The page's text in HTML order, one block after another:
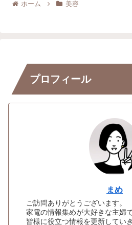
ホーム 美容
プロフィール
まめ
ご訪問ありがとうございます。
家電の情報集めが大好きな主婦
皆様に役立つ情報を更新してい